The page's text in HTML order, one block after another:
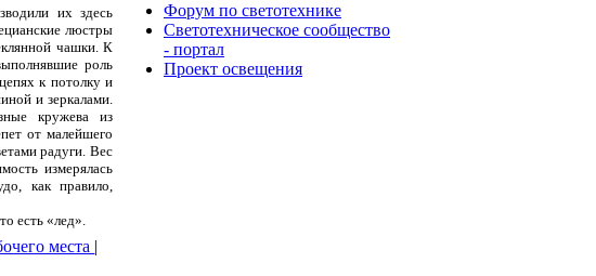
их здесь
люстры
чашки. К
роль
к потолку и
и зеркалами.
кружева из
от малейшего
радуги. Вес
измерялась
как правило,
есть «лед».
места |
Форум по светотехнике
Светотехническое сообщество
- портал
Проект освещения